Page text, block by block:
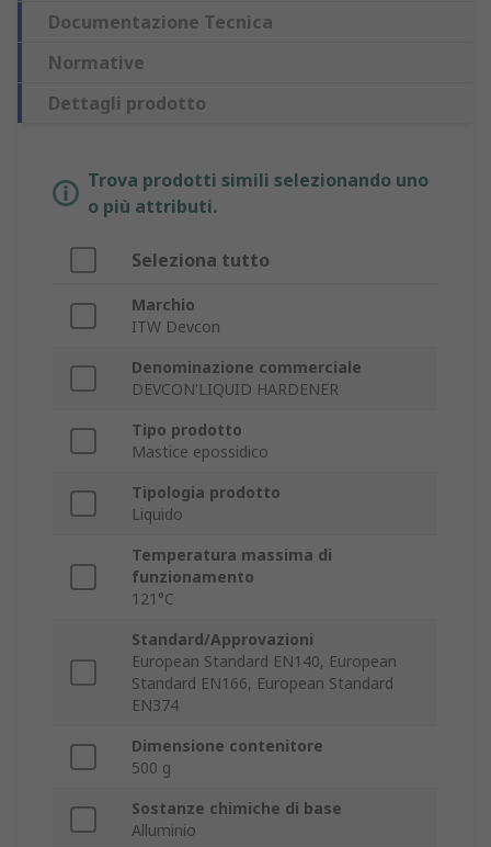
Documentazione Tecnica
Normative
Dettagli prodotto
Trova prodotti simili selezionando uno
o più attributi.
Seleziona tutto
Marchio
ITW Devcon
Denominazione commerciale
DEVCON'LIQUID HARDENER
Tipo prodotto
Mastice epossidico
Tipologia prodotto
Liquido
Temperatura massima di
funzionamento
121°C
Standard/Approvazioni
European Standard EN140, European
Standard EN166, European Standard
EN374
Dimensione contenitore
500 g
Sostanze chimiche di base
Alluminio